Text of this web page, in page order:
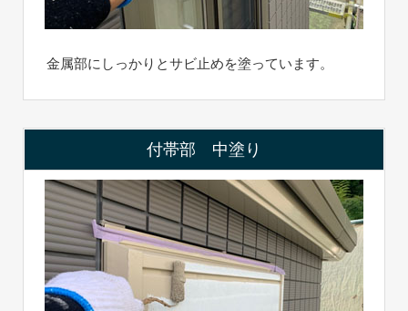
金属部にしっかりとサビ止めを塗っています。
付帯部 中塗り